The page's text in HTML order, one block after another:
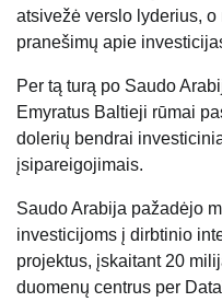
atsivežė verslo lyderius,
pranešimų apie
Per tą turą po Saudo
Emyratus Baltieji rūmai
dolerių bendrai
įsipareigojimais.
Saudo Arabija pažadėjo
investicijoms į dirbtinio
projektus, įskaitant 20
duomenų centrus per